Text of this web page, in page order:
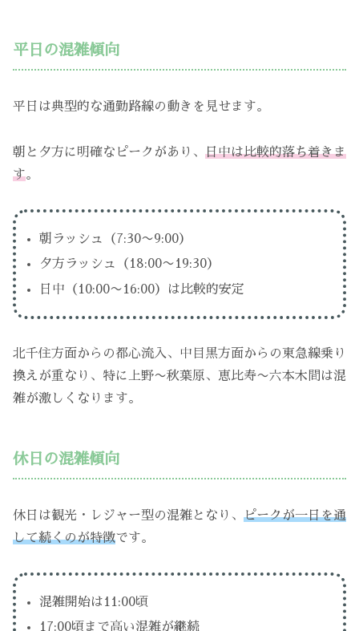
平日の混雑傾向
平日は典型的な通勤路線の動きを見せます。
朝と夕方に明確なピークがあり、 日中は比較的落ち着きま
す。
朝ラッシュ（7:30〜9:00）
夕方ラッシュ（18:00〜19:30）
日中（10:00〜16:00）は比較的安定
北千住方面からの都心流入、中目黒方面からの東急線乗り
換えが重なり、特に上野〜秋葉原、恵比寿〜六本木間は混
雑が激しくなります。
休日の混雑傾向
休日は観光・レジャー型の混雑となり、 ピークが一日を通
して続くのが特徴です。
混雑開始は11:00頃
17:00頃まで高い混雑が継続